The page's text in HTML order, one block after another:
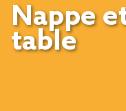
Nappe
table